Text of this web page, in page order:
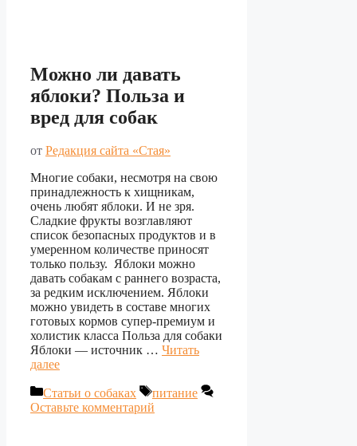
Можно ли давать
яблоки? Польза и
вред для собак
от Редакция сайта «Стая»
Многие собаки, несмотря на свою
принадлежность к хищникам,
очень любят яблоки. И не зря.
Сладкие фрукты возглавляют
список безопасных продуктов и в
умеренном количестве приносят
только пользу. Яблоки можно
давать собакам с раннего возраста,
за редким исключением. Яблоки
можно увидеть в составе многих
готовых кормов супер-премиум и
холистик класса Польза для собаки
Яблоки ― источник … Читать
далее
Рубрики
Статьи о собаках Метки
питание
Оставьте комментарий